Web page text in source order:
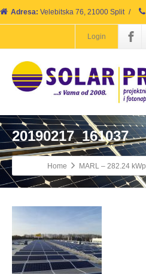
Adresa: Velebitska 76, 21000 Split /
Login
20190217_161037
Home MARL – 282.24 kWp